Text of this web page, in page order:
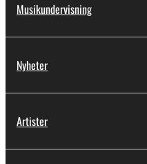
Musikundervisning
Nyheter
Artister